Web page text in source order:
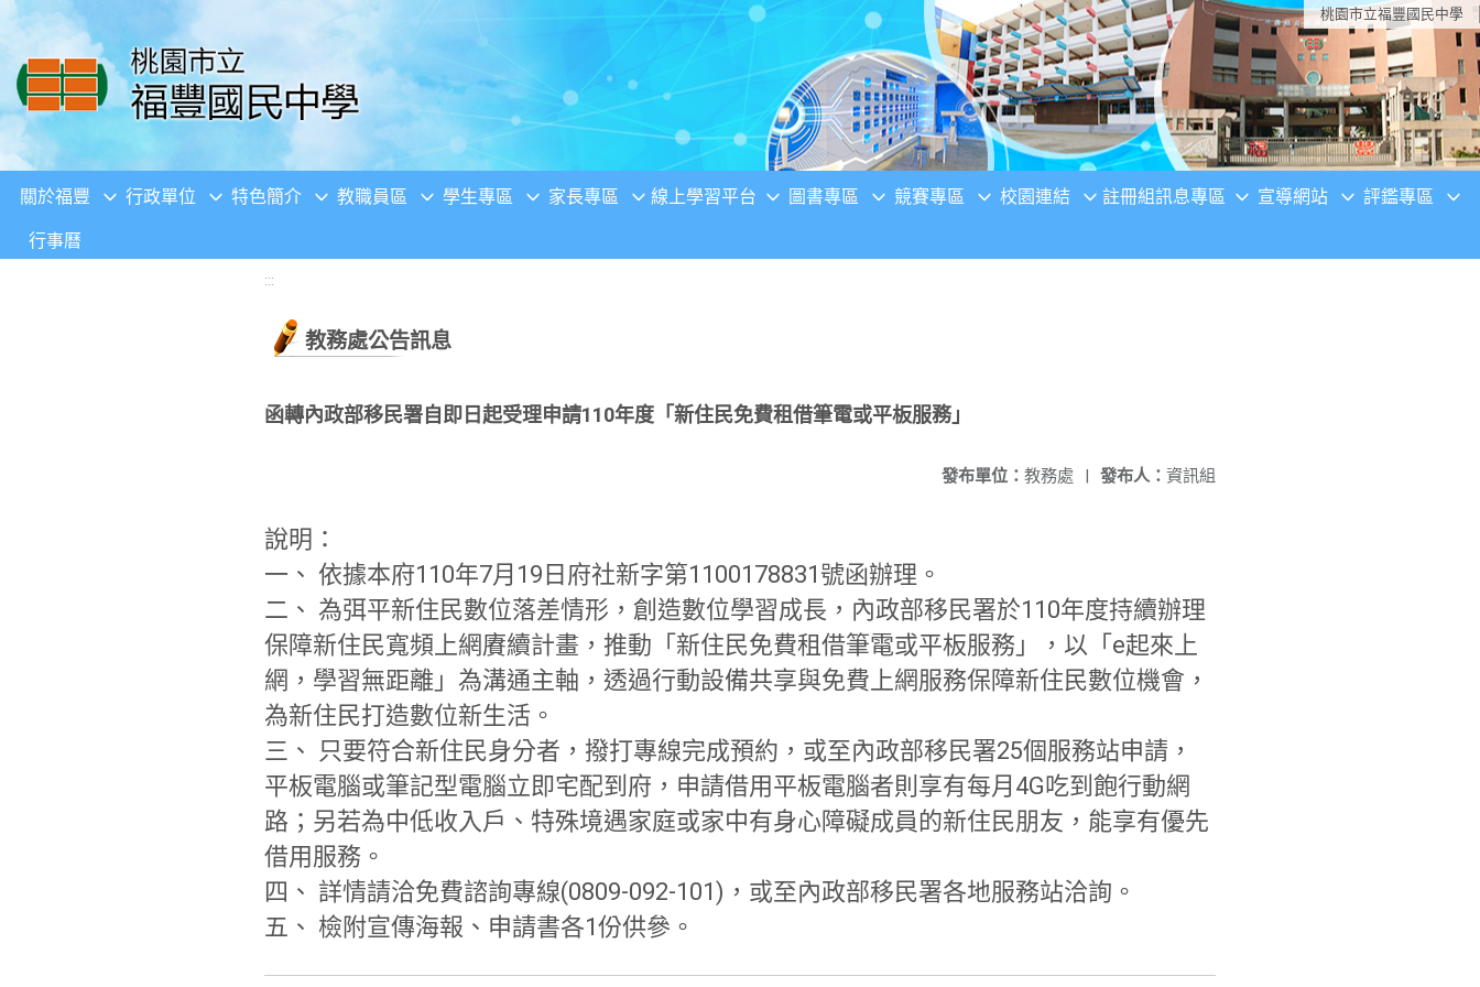
移至網頁之主要內容區位置 桃園市立福豐國民中學
關於福豐 行政單位 特色簡介 教職員區 學生專區 家長專區 線上學習平台 圖書專區 競賽專區 校園連結 註冊組訊息專區 宣導網站 評鑑專區
行事曆
:::
教務處公告訊息
函轉內政部移民署自即日起受理申請110年度「新住民免費租借筆電或平板服務」
發布人： 資訊組
發布單位： 教務處 |
說明：
一、 依據本府110年7月19日府社新字第1100178831號函辦理。
二、 為弭平新住民數位落差情形，創造數位學習成長， 內政部移民署於110年度持續辦理
保障新住民寬頻上網賡續計畫， 推動「新住民免費租借筆電或平板服務」，以「e起來上
網， 學習無距離」為溝通主軸， 透過行動設備共享與免費上網服務保障新住民數位機會，
為新住民打造數位新生活。
三、 只要符合新住民身分者，撥打專線完成預約， 或至內政部移民署25個服務站申請，
平板電腦或筆記型電腦立即宅配到府， 申請借用平板電腦者則享有每月4G吃到飽行動網
路； 另若為中低收入戶、 特殊境遇家庭或家中有身心障礙成員的新住民朋友， 能享有優先
借用服務。
四、 詳情請洽免費諮詢專線(0809-092-101)， 或至內政部移民署各地服務站洽詢。
五、 檢附宣傳海報、申請書各1份供參。